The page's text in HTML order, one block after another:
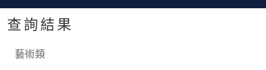
查詢結果
藝術類